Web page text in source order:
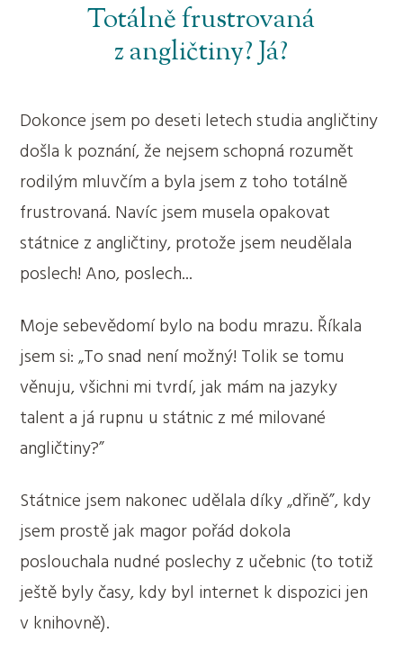
Totálně frustrovaná
z angličtiny? Já?
Dokonce jsem po deseti letech studia angličtiny
došla k poznání, že nejsem schopná rozumět
rodilým mluvčím a byla jsem z toho totálně
frustrovaná. Navíc jsem musela opakovat
státnice z angličtiny, protože jsem neudělala
poslech! Ano, poslech...
Moje sebevědomí bylo na bodu mrazu. Říkala
jsem si: „To snad není možný! Tolik se tomu
věnuju, všichni mi tvrdí, jak mám na jazyky
talent a já rupnu u státnic z mé milované
angličtiny?”
Státnice jsem nakonec udělala díky „dřině”, kdy
jsem prostě jak magor pořád dokola
poslouchala nudné poslechy z učebnic (to totiž
ještě byly časy, kdy byl internet k dispozici jen
v knihovně).